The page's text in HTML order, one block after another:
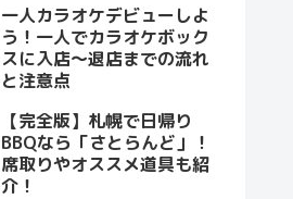
一人カラオケデビューしよ
う！一人でカラオケボック
スに入店～退店までの流れ
と注意点
【完全版】札幌で日帰り
BBQなら「さとらんど」！
席取りやオススメ道具も紹
介！